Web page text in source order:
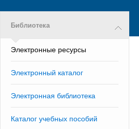
Библиотека
Электронные ресурсы
Электронный каталог
Электронная библиотека
Каталог учебных пособий